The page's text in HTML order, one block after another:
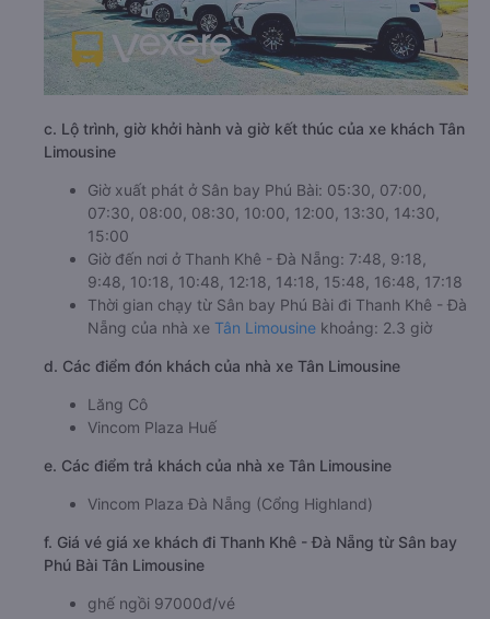
c. Lộ trình, giờ khởi hành và giờ kết thúc của xe khách Tân
Limousine
Giờ xuất phát ở Sân bay Phú Bài: 05:30, 07:00,
07:30, 08:00, 08:30, 10:00, 12:00, 13:30, 14:30,
15:00
Giờ đến nơi ở Thanh Khê - Đà Nẵng: 7:48, 9:18,
9:48, 10:18, 10:48, 12:18, 14:18, 15:48, 16:48, 17:18
Thời gian chạy từ Sân bay Phú Bài đi Thanh Khê - Đà
Nẵng của nhà xe Tân Limousine khoảng: 2.3 giờ
d. Các điểm đón khách của nhà xe Tân Limousine
Lăng Cô
Vincom Plaza Huế
e. Các điểm trả khách của nhà xe Tân Limousine
Vincom Plaza Đà Nẵng (Cổng Highland)
f. Giá vé giá xe khách đi Thanh Khê - Đà Nẵng từ Sân bay
Phú Bài Tân Limousine
ghế ngồi 97000đ/vé